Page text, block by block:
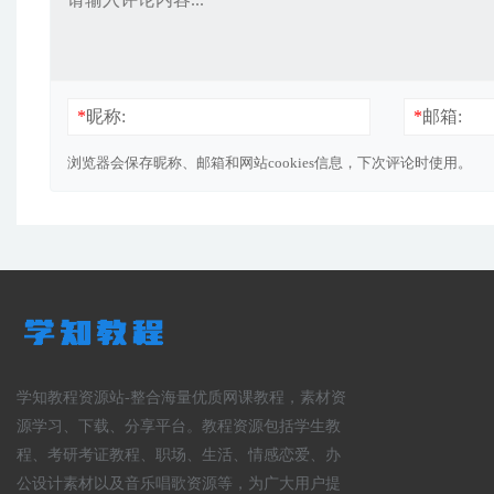
*昵称: *邮箱:
浏览器会保存昵称、邮箱和网站cookies信息，下次评论时使用。
学知教程资源站-整合海量优质网课教程，素材资
源学习、下载、分享平台。教程资源包括学生教
程、考研考证教程、职场、生活、情感恋爱、办
公设计素材以及音乐唱歌资源等，为广大用户提